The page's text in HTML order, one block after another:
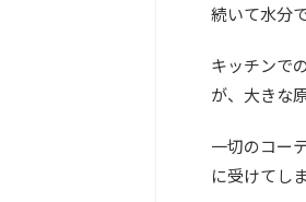
続いて水分で
キッチンで
が、大きな
一切のコー
に受けてし